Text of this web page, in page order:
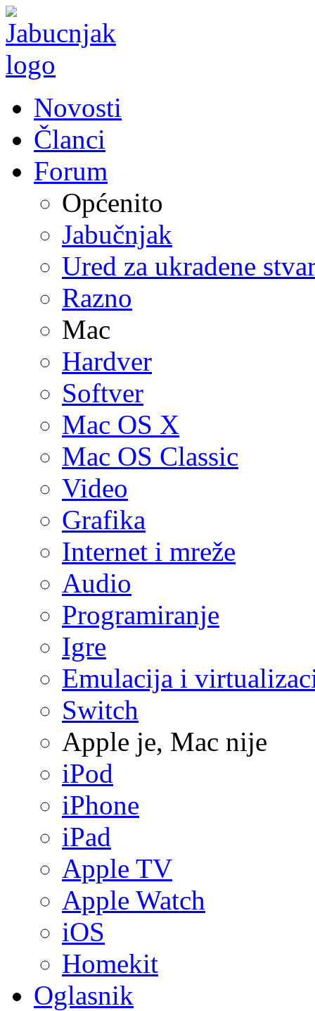
Novosti
Članci
Forum
Općenito
Jabučnjak
Ured za ukradene
Razno
Mac
Hardver
Softver
Mac OS X
Mac OS Classic
Video
Grafika
Internet i mreže
Audio
Programiranje
Igre
Emulacija i
Switch
Apple je, Mac nije
iPod
iPhone
iPad
Apple TV
Apple Watch
iOS
Homekit
Oglasnik